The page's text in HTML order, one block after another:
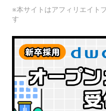
※本サイトはアフィリエイト
す